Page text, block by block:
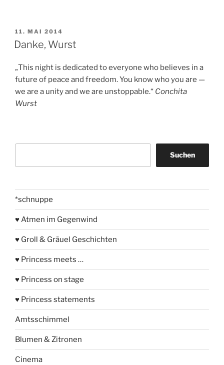
VERÖFFENTLICHT
AM
11. MAI 2014
Danke, Wurst
„This night is dedicated to everyone who believes in a
future of peace and freedom. You know who you are —
we are a unity and we are unstoppable.“ Conchita
Wurst
Suchen
*schnuppe
♥ Atmen im Gegenwind
♥ Groll & Gräuel Geschichten
♥ Princess meets …
♥ Princess on stage
♥ Princess statements
Amtsschimmel
Blumen & Zitronen
Cinema